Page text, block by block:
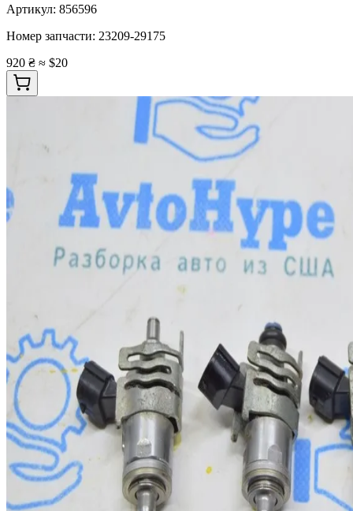
Артикул: 856596
Номер запчасти: 23209-29175
920 ₴ ≈ $20